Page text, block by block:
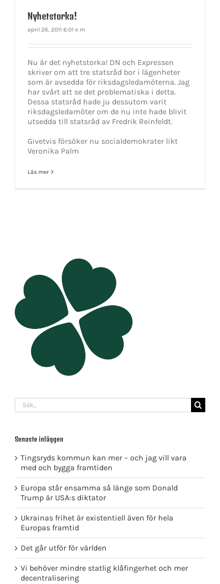
Nyhetstorka!
april 26, 2011 6:01 e m
Nu är det nyhetstorka! DN och Expressen
skriver om att tre statsråd bor i lägenheter
som är avsedda för riksdagsledamöterna. Jag
har svårt att se det problematiska i detta.
Dessa statsråd hade ju dessutom varit
riksdagsledamöter om de nu inte hade blivit
utsedda till statsråd av Fredrik Reinfeldt.
Givetvis försöker nu socialdemokrater likt
Veronika Palm
Läs mer
Sök
efter:
Senaste inläggen
Tingsryds kommun kan mer – och jag vill vara
med och bygga framtiden
Europa står ensamma så länge som Donald
Trump är USA:s diktator
Ukrainas frihet är existentiell även för hela
Europas framtid
Det går utför för världen
Vi behöver mindre statlig klåfingerhet och mer
decentralisering